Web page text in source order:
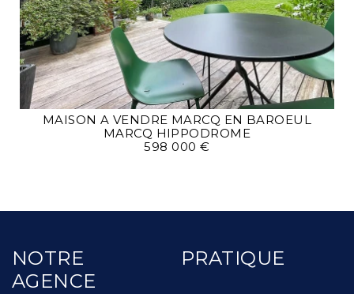
MAISON A VENDRE MARCQ EN BAROEUL
MARCQ HIPPODROME
598 000 €
NOTRE
AGENCE
PRATIQUE